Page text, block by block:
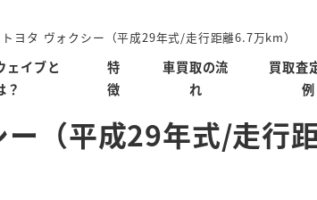
ェイブと
？
特
徴
車買取の流
れ
買取査
例
トヨタ ヴォクシー（平成29年式/走行距離6.7万km）
ー（平成29年式/走行